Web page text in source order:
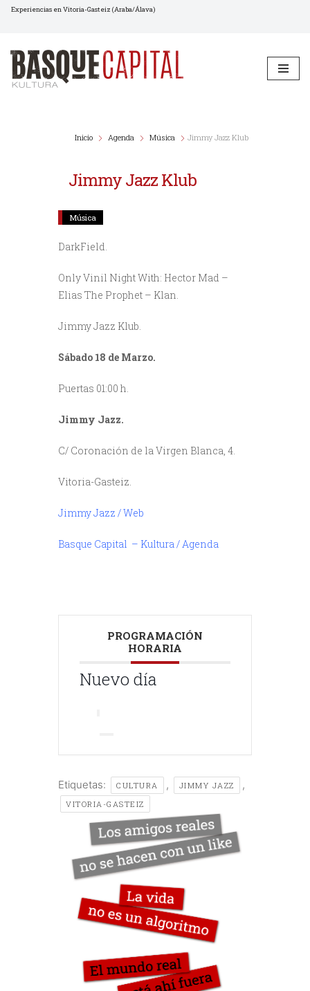
al
contenido
Experiencias en Vitoria-Gasteiz (Araba/Álava)
Inicio Agenda Música Jimmy Jazz Klub
Jimmy Jazz Klub
Música
DarkField.
Only Vinil Night With: Hector Mad –
Elias The Prophet – Klan.
Jimmy Jazz Klub.
Sábado 18 de Marzo.
Puertas 01:00 h.
Jimmy Jazz.
C/ Coronación de la Virgen Blanca, 4.
Vitoria-Gasteiz.
Jimmy Jazz / Web
Basque Capital – Kultura / Agenda
PROGRAMACIÓN
HORARIA
Nuevo día
Etiquetas: CULTURA , JIMMY JAZZ ,
VITORIA-GASTEIZ